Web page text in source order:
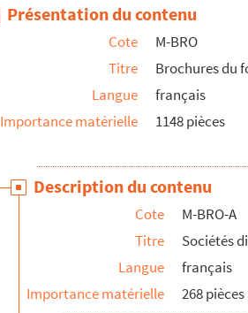
M-BRO-A-29. Société de Saint-
M-BRO-A-30. Société des Amis des
M-BRO-A-31. Expositions d'objets
M-BRO-A-32. Sociétés de
M-BRO-A-33. Associations
M-BRO-A-34. Syndicat médical de
Présentation du contenu
Cote
M-BRO
Titre
Brochures du
Langue
français
Importance matérielle
1148 pièces
Description du contenu
Cote
M-BRO-A
Titre
Sociétés
Langue
français
Importance matérielle
268 pièces